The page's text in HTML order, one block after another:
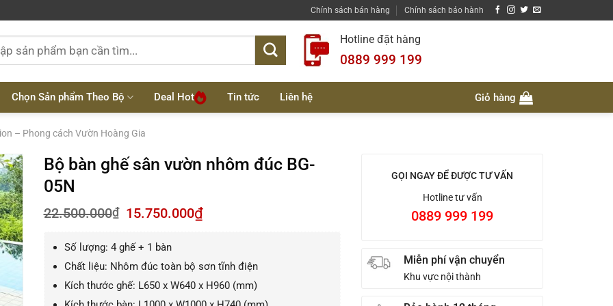
Chính sách bán hàng Chính sách bảo hành
Hotline đặt hàng
0889 999 199
Chọn Sản phẩm Theo Bộ Deal Hot Tin tức Liên hệ Giỏ hàng
– Phong cách Vườn Hoàng Gia
Bộ bàn ghế sân vườn nhôm đúc BG-
05N
22.500.000₫ Giá
22.500.000₫.
15.750.000₫Giá
hiện
15.750.000₫.
Số lượng: 4 ghế + 1 bàn
Chất liệu: Nhôm đúc toàn bộ sơn tĩnh điện
Kích thước ghế: L650 x W640 x H960 (mm)
GỌI NGAY ĐỂ ĐƯỢC TƯ VẤN
Hotline tư vấn
0889 999 199
Miễn phí vận chuyển
Khu vực nội thành